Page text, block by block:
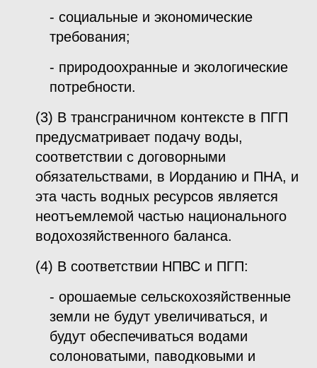
- социальные и экономические
требования;
- природоохранные и экологические
потребности.
(3) В трансграничном контексте в ПГП
предусматривает подачу воды,
соответствии с договорными
обязательствами, в Иорданию и ПНА, и
эта часть водных ресурсов является
неотъемлемой частью национального
водохозяйственного баланса.
(4) В соответствии НПВС и ПГП:
- орошаемые сельскохозяйственные
земли не будут увеличиваться, и
будут обеспечиваться водами
солоноватыми, паводковыми и